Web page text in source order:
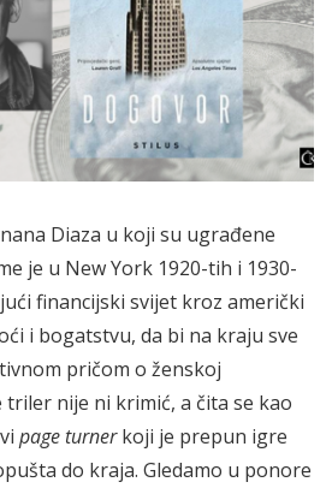
Diaza u koji su ugrađene
je u New York 1920-tih i 1930-
financijski svijet kroz američki
i bogatstvu, da bi na kraju sve
pričom o ženskoj
triler nije ni krimić, a čita se kao
page turnerkoji je prepun igre
do kraja. Gledamo u ponore